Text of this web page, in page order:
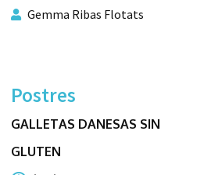
Gemma Ribas Flotats
Postres
GALLETAS DANESAS SIN
GLUTEN